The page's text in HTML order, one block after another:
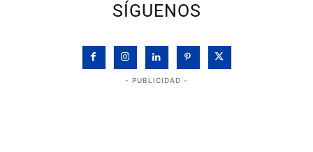
SÍGUENOS
- PUBLICIDAD -